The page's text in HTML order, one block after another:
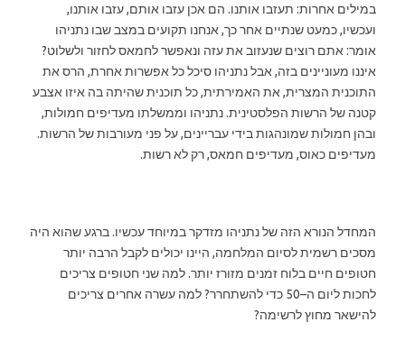
במילים אחרות: תעזבו אותנו. הם אכן עזבו אותם, עזבו אותנו,
ועכשיו, כמעט שנתיים אחר כך, אנחנו תקועים במצב שבו נתניהו
אומר: אתם רוצים שנעזוב את עזה ונאפשר לחמאס לחזור ולשלוט?
איננו מעוניינים בזה, אבל נתניהו סיכל כל אפשרות אחרת, הרס את
התוכנית המצרית, את האמירתית, כל תוכנית שהיתה בה איזו אצבע
קטנה של הרשות הפלסטינית. נתניהו וממשלתו מעדיפים חמולות,
ובהן חמולות שמונהגות בידי עבריינים, על פני מעורבות של הרשות.
מעדיפים כאוס, מעדיפים חמאס, רק לא רשות.
המחדל הנורא הזה של נתניהו מזדקר במיוחד עכשיו. ברגע שהוא היה
מסכים רשמית לסיום המלחמה, היינו יכולים לקבל הרבה יותר
חטופים חיים בלוח זמנים מזורז יותר. למה שני חטופים צריכים
לחכות ליום ה–50 כדי להשתחרר? למה עשרה אחרים צריכים
להישאר מחוץ לרשימה?